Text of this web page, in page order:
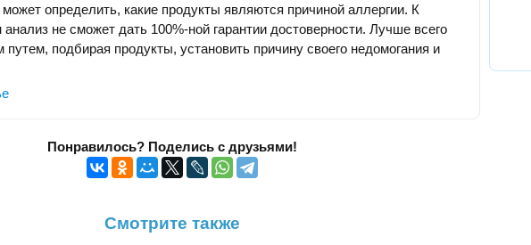
определить, какие продукты являются причиной аллергии. К
не сможет дать 100%-ной гарантии достоверности. Лучше всего
подбирая продукты, установить причину своего недомогания и
Понравилось? Поделись с друзьями!
Смотрите также